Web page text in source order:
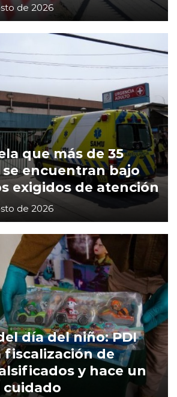
de 2026
que más de 35
encuentran bajo
exigidos de atención
de 2026
día del niño: PDI
de
y hace un
cuidado